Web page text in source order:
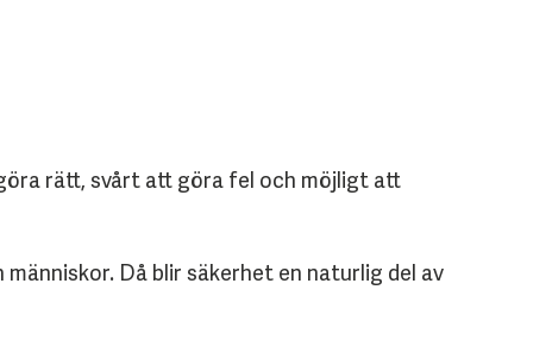
rätt, svårt att göra fel och möjligt att
Då blir säkerhet en naturlig del av